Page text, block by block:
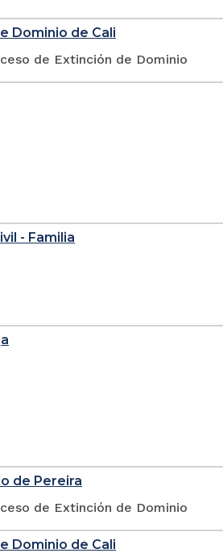
Dominio de Cali
de Extinción de Dominio
- Familia
de Pereira
de Extinción de Dominio
Dominio de Cali